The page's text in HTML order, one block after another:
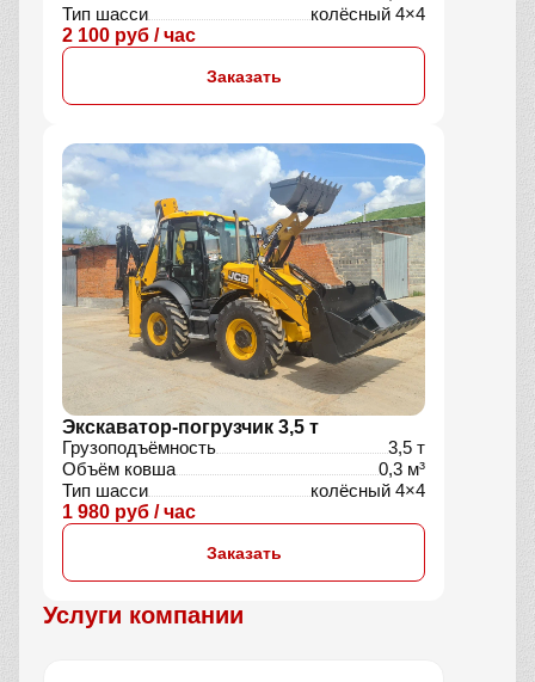
Тип шасси
колёсный 4×4
2 100 руб / час
Заказать
Экскаватор-погрузчик 3,5 т
Грузоподъёмность
3,5 т
Объём ковша
0,3 м³
Тип шасси
колёсный 4×4
1 980 руб / час
Заказать
Услуги компании